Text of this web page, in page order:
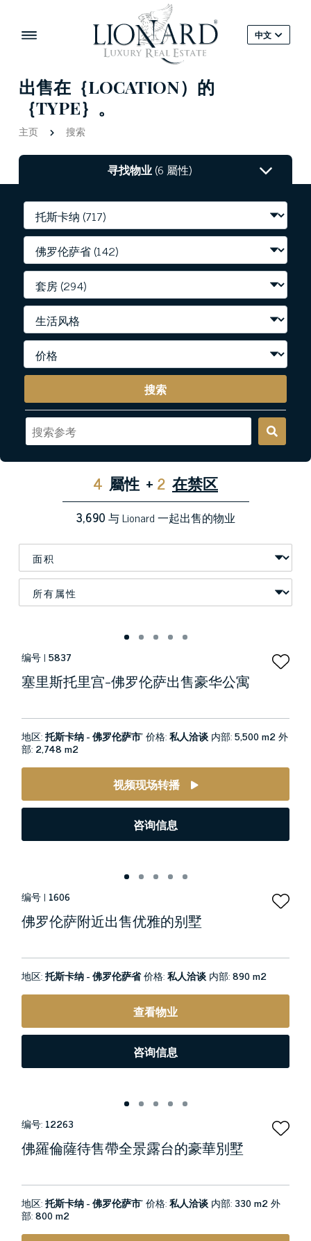
中文
出售在｛LOCATION）的
｛TYPE｝。
主页 搜索
寻找物业(6 屬性)
搜索
4 屬性 + 2 在禁区
3,690与 Lionard 一起出售的物业
编号 | 5837
塞里斯托里宫-佛罗伦萨出售豪华公寓
地区:托斯卡纳 - 佛罗伦萨市’价格:私人洽谈 内部:5,500 m2外
部: 2,748 m2
视频现场转播
咨询信息
编号 | 1606
佛罗伦萨附近出售优雅的别墅
地区:托斯卡纳 - 佛罗伦萨省价格:私人洽谈 内部:890 m2
查看物业
咨询信息
编号: 12263
佛羅倫薩待售帶全景露台的豪華別墅
地区:托斯卡纳 - 佛罗伦萨市’价格:私人洽谈 内部:330 m2外
部:800 m2